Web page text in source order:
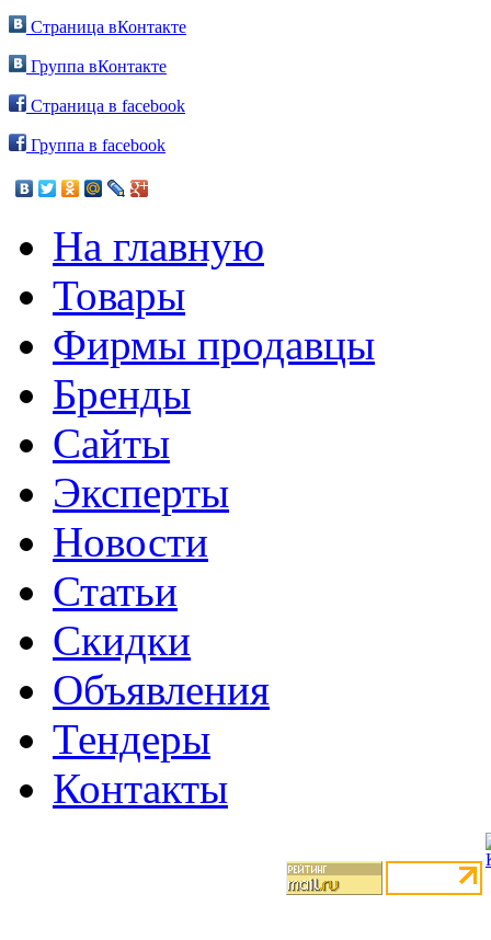
Страница вКонтакте
Группа вКонтакте
Страница в facebook
Группа в facebook
На главную
Товары
Фирмы продавцы
Бренды
Сайты
Эксперты
Новости
Статьи
Скидки
Объявления
Тендеры
Контакты